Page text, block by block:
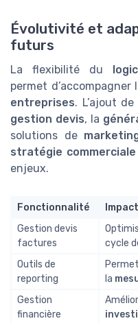
Évolutivité et
futurs
La flexibilité du
permet
entreprises. L’ajout
gestion devis, la
solutions de
stratégie commerciale
enjeux.
Fonctionnalité
Gestion devis
factures
cycle
Outils de
reporting
la
Gestion
financière